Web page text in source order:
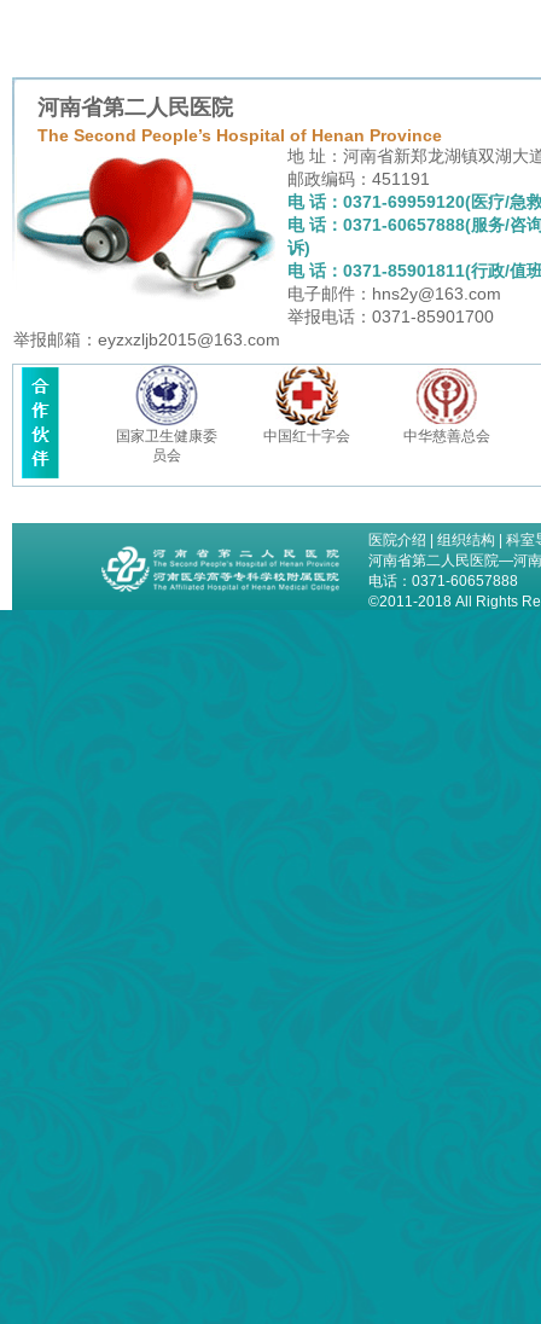
河南省第二人民医院
The Second People’s Hospital of Henan Province
地 址：河南省新郑龙湖镇双湖大
邮政编码：451191
电 话：0371-69959120(医疗/急
电 话：0371-60657888(服务/咨
诉)
电 话：0371-85901811(行政/值
电子邮件：hns2y@163.com
举报电话：0371-85901700
举报邮箱：eyzxzljb2015@163.com
国家卫生健康委
员会
中国红十字会 中华慈善总会
医院介绍 组织结构
科室
河南省第二人民医院—河
电话：0371-60657888
©2011-2018 All Rights